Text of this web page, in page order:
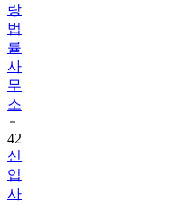
랑
법
률
사
무
소
42
신
입
사